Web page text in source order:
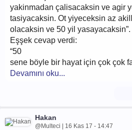
yakinmadan çalisacaksin ve agir
tasiyacaksin. Ot yiyeceksin az
olacaksin ve 50 yil yasayacaksin”.
Eşşek cevap verdi:
“50
sene böyle bir hayat için çok çok
Devamını oku...
Hakan
@Multeci | 16 Kas 17 - 14:47